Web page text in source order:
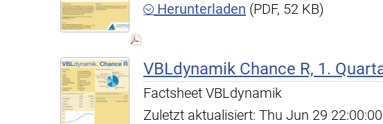
Herunterladen (PDF, 52 KB)
VBLdynamik Chance R, 1.
Factsheet VBLdynamik
Zuletzt aktualisiert: Thu Jun 29